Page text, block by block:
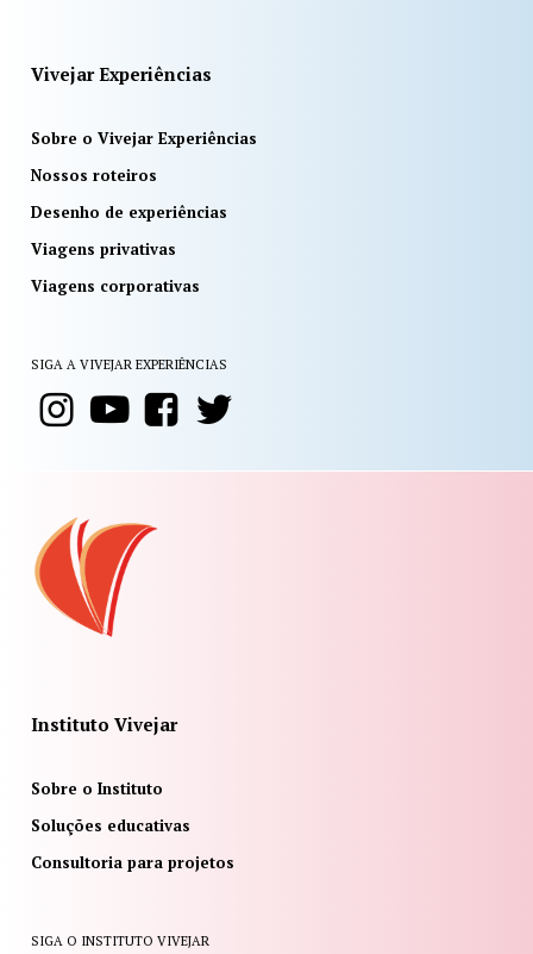
Vivejar Experiências
Sobre o Vivejar Experiências
Nossos roteiros
Desenho de experiências
Viagens privativas
Viagens corporativas
SIGA A VIVEJAR EXPERIÊNCIAS
Instituto Vivejar
Sobre o Instituto
Soluções educativas
Consultoria para projetos
SIGA O INSTITUTO VIVEJAR